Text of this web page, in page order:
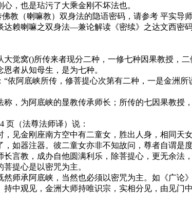
，也是玷污了大乘金刚不坏法也。
（喇嘛教）双身法的隐语密码，请参考 平实导
喇嘛之双身法—兼论解读《密续》之达文西密码
窝()所传来者现分二种，一修七种因果教授，
者从知母生，是为七种。
阿底峡所传，修菩提心次第有二种，一是金洲所
为阿底峡的显教传承师长；所传的七因果教授
（法尊法师译）说：
金刚座南方空中有二童女，胜出人身，相同天
，如器注器。彼二童女亦非不知故问，尊者自谓
长言教，成办自他圆满利乐，除菩提心，更无余法
提心是以密咒为主。
承阿底峡，当然也必须以密咒为主。如《广论》
观见，金洲大师持唯识宗，实相分见，由见门